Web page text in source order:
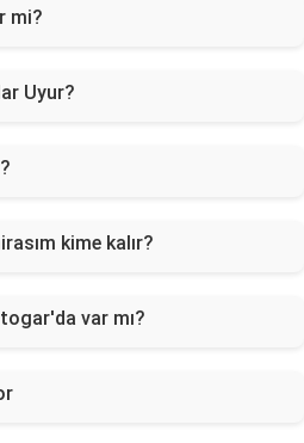
mi?
Uyur?
kime kalır?
var mı?